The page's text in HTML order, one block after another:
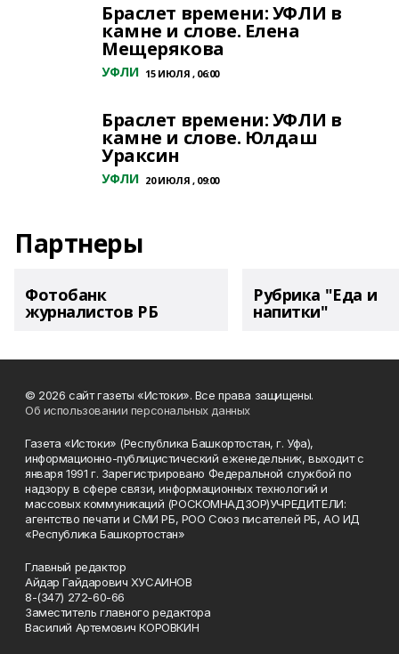
Браслет времени: УФЛИ в
камне и слове. Елена
Мещерякова
УФЛИ 15 ИЮЛЯ , 06:00
Браслет времени: УФЛИ в
камне и слове. Юлдаш
Ураксин
УФЛИ 20 ИЮЛЯ , 09:00
Партнеры
Фотобанк
журналистов РБ
Рубрика "Еда и
напитки"
© 2026 сайт газеты «Истоки». Все права защищены.
Об использовании персональных данных
Газета «Истоки» (Республика Башкортостан, г. Уфа),
информационно-публицистический еженедельник, выходит с
января 1991 г. Зарегистрировано Федеральной службой по
надзору в сфере связи, информационных технологий и
массовых коммуникаций (РОСКОМНАДЗОР)УЧРЕДИТЕЛИ:
агентство печати и СМИ РБ, РОО Союз писателей РБ, АО ИД
«Республика Башкортостан»
Главный редактор
Айдар Гайдарович ХУСАИНОВ
8-(347) 272-60-66
Заместитель главного редактора
Василий Артемович КОРОВКИН